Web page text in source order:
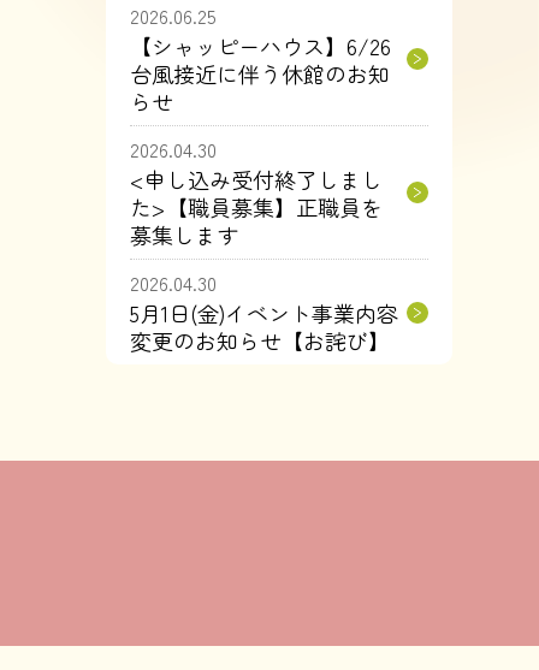
2026.06.25
【シャッピーハウス】6/26
台風接近に伴う休館のお知
らせ
2026.04.30
<申し込み受付終了しまし
た>【職員募集】正職員を
募集します
2026.04.30
5月1日(金)イベント事業内容
変更のお知らせ【お詫び】